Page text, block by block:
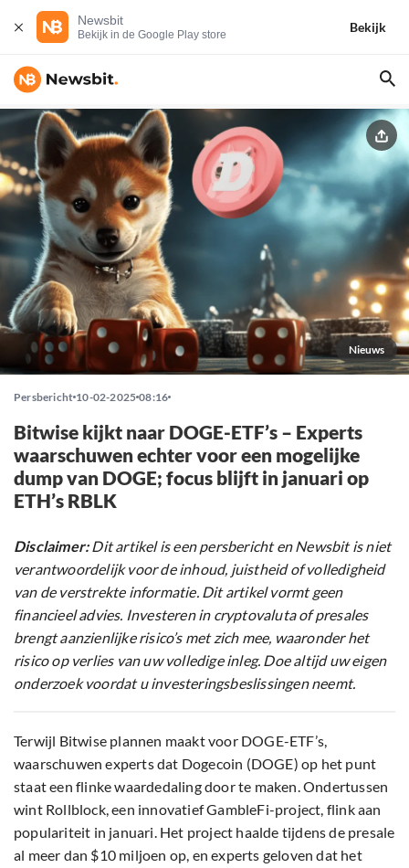
Newsbit
Bekijk in de Google Play store
Bekijk
Nieuws
Persbericht 10-02-2025 08:16
Bitwise kijkt naar DOGE-ETF’s – Experts
waarschuwen echter voor een mogelijke
dump van DOGE; focus blijft in januari op
ETH’s RBLK
Disclaimer:Dit artikel is een persbericht en Newsbit is niet
verantwoordelijk voor de inhoud, juistheid of volledigheid
van de verstrekte informatie. Dit artikel vormt geen
financieel advies. Investeren in cryptovaluta of presales
brengt aanzienlijke risico’s met zich mee, waaronder het
risico op verlies van uw volledige inleg. Doe altijd uw eigen
onderzoek voordat u investeringsbeslissingen neemt.
Terwijl Bitwise plannen maakt voor DOGE-ETF’s,
waarschuwen experts dat Dogecoin (DOGE) op het punt
staat een flinke waardedaling door te maken. Ondertussen
wint Rollblock, een innovatief GambleFi-project, flink aan
populariteit in januari. Het project haalde tijdens de presale
al meer dan $10 miljoen op, en experts geloven dat het